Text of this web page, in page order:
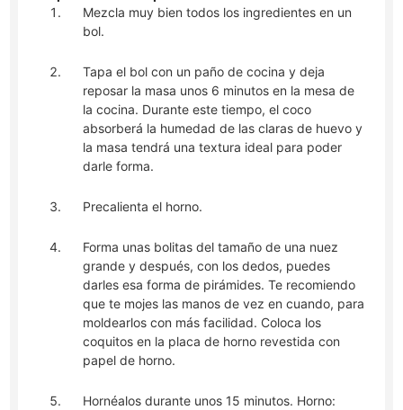
Mezcla muy bien todos los ingredientes en un
bol.
Tapa el bol con un paño de cocina y deja
reposar la masa unos 6 minutos en la mesa de
la cocina. Durante este tiempo, el coco
absorberá la humedad de las claras de huevo y
la masa tendrá una textura ideal para poder
darle forma.
Precalienta el horno.
Forma unas bolitas del tamaño de una nuez
grande y después, con los dedos, puedes
darles esa forma de pirámides. Te recomiendo
que te mojes las manos de vez en cuando, para
moldearlos con más facilidad. Coloca los
coquitos en la placa de horno revestida con
papel de horno.
Hornéalos durante unos 15 minutos. Horno: